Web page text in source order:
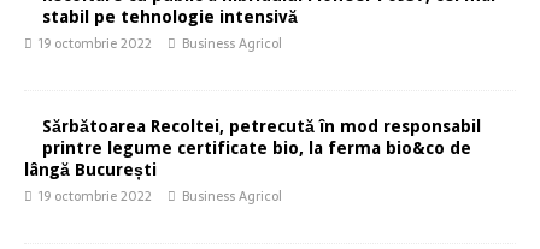
stabil pe tehnologie intensivă
19 octombrie 2022 Business Agricol
Sărbătoarea Recoltei, petrecută în mod responsabil
printre legume certificate bio, la ferma bio&co de
lângă București
19 octombrie 2022 Business Agricol